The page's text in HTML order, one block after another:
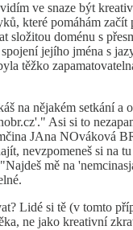
ve snaze být
které pomáhám začít
složitou doménu s
jejího jména s
těžko
na nějakém setkání a
Asi si to
JAna NOváková
nevzpomeneš si na
mě na
Lidé si tě (v tomto
ne jako kreativní